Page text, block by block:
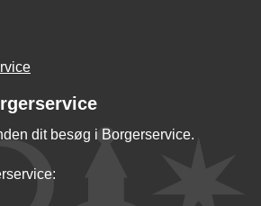
dit besøg i Borgerservice.